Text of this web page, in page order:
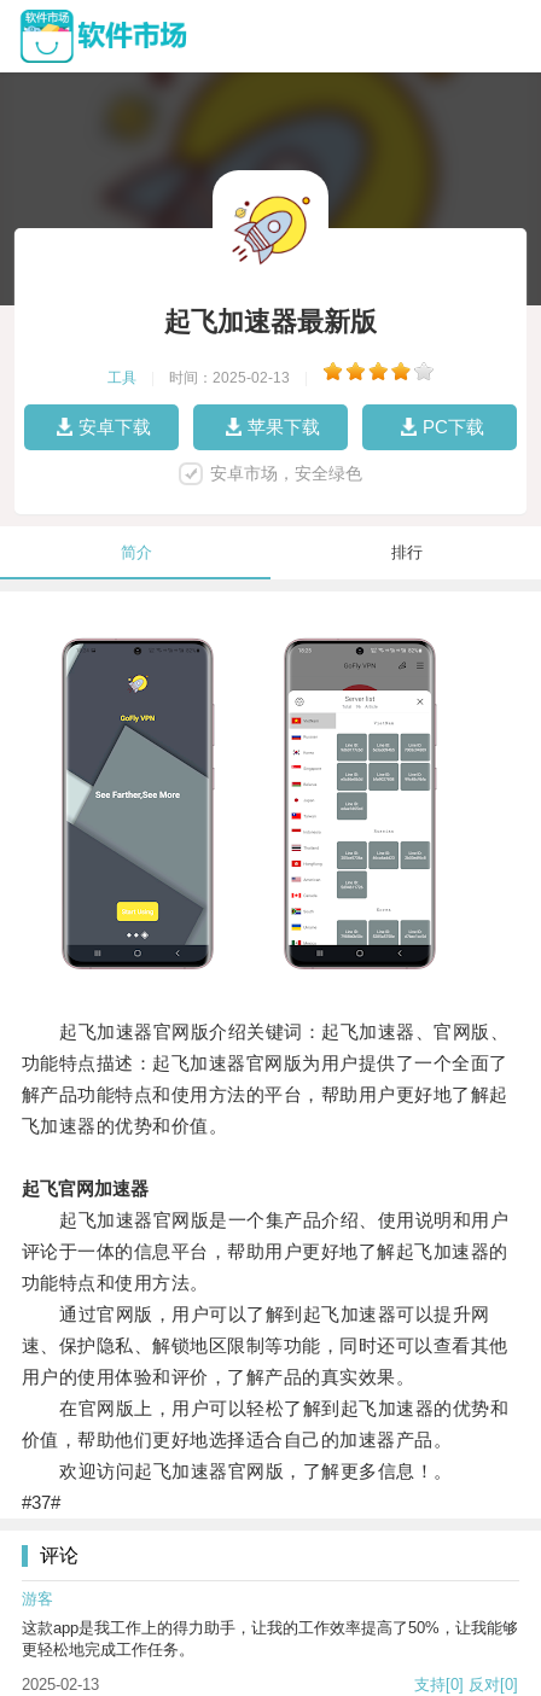
起飞加速器最新版
工具 时间：2025-02-13
安卓下载 苹果下载 PC下载
安卓市场，安全绿色
简介 排行
起飞加速器官网版介绍关键词：起飞加速器、官网版、
功能特点描述：起飞加速器官网版为用户提供了一个全面了
解产品功能特点和使用方法的平台，帮助用户更好地了解起
飞加速器的优势和价值。
起飞官网加速器
起飞加速器官网版是一个集产品介绍、使用说明和用户
评论于一体的信息平台，帮助用户更好地了解起飞加速器的
功能特点和使用方法。
通过官网版，用户可以了解到起飞加速器可以提升网
速、保护隐私、解锁地区限制等功能，同时还可以查看其他
用户的使用体验和评价，了解产品的真实效果。
在官网版上，用户可以轻松了解到起飞加速器的优势和
价值，帮助他们更好地选择适合自己的加速器产品。
欢迎访问起飞加速器官网版，了解更多信息！。
#37#
评论
游客
这款app是我工作上的得力助手，让我的工作效率提高了50%，让我能够
更轻松地完成工作任务。
2025-02-13
支持[0] 反对[0]